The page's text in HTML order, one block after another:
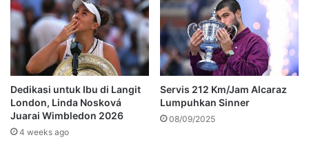
Dedikasi untuk Ibu di Langit
London, Linda Nosková
Juarai Wimbledon 2026
4 weeks ago
Servis 212 Km/Jam Alcaraz
Lumpuhkan Sinner
08/09/2025